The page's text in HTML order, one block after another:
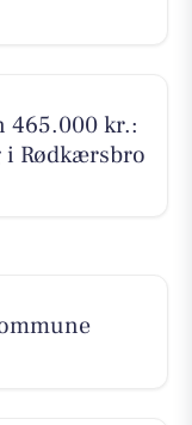
465.000 kr.:
i Rødkærsbro